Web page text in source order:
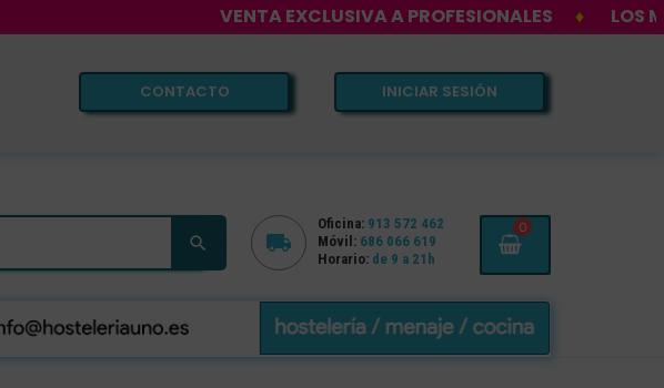
VENTA EXCLUSIVA A PROFESIONALES ♦ LOS MEJORES
INICIAR SESIÓN
CONTACTO
 
Oficina: 913 572 462
Móvil: 686 066 619
Horario: de 9 a 21h
0